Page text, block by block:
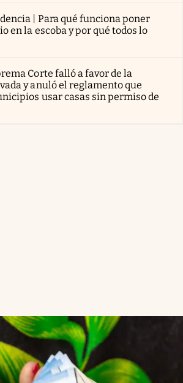
| Para qué funciona poner
en la escoba y por qué todos lo
Corte falló a favor de la
y anuló el reglamento que
usar casas sin permiso de